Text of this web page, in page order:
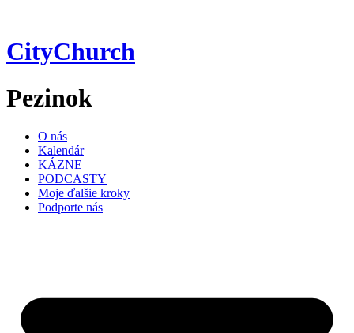
obsah
CityChurch
Pezinok
O nás
Kalendár
KÁZNE
PODCASTY
Moje ďalšie kroky
Podporte nás